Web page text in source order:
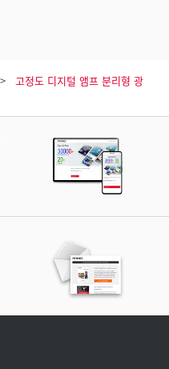
고정도 디지털 앰프 분리형 광